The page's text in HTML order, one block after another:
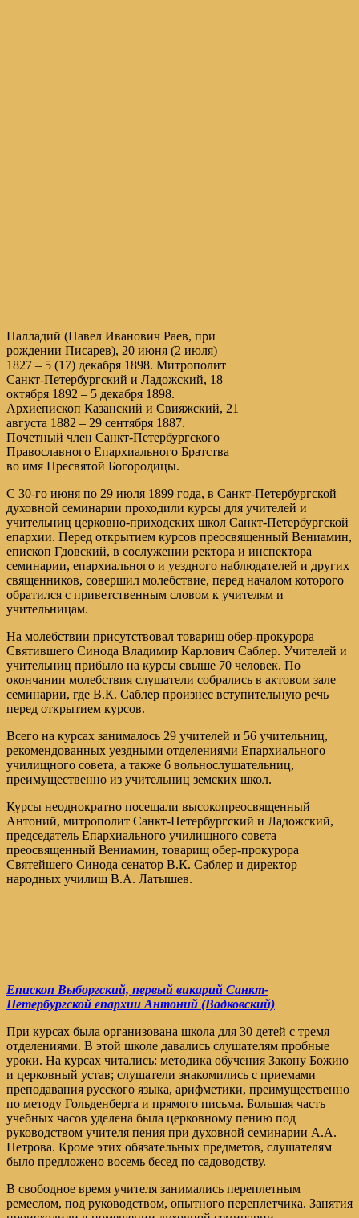
Палладий (Павел Иванович Раев, при
рождении Писарев), 20 июня (2 июля)
1827 – 5 (17) декабря 1898. Митрополит
Санкт-Петербургский и Ладожский, 18
октября 1892 – 5 декабря 1898.
Архиепископ Казанский и Свияжский, 21
августа 1882 – 29 сентября 1887.
Почетный член Санкт-Петербургского
Православного Епархиального Братства
во имя Пресвятой Богородицы.
С 30-го июня по 29 июля 1899 года, в Санкт-Петербургской
духовной семинарии проходили курсы для учителей и
учительниц церковно-приходских школ Санкт-Петербургской
епархии. Перед открытием курсов преосвященный Вениамин,
епископ Гдовский, в сослужении ректора и инспектора
семинарии, епархиального и уездного наблюдателей и других
священников, совершил молебствие, перед началом которого
обратился с приветственным словом к учителям и
учительницам.
На молебствии присутствовал товарищ обер-прокурора
Святившего Синода Владимир Карлович Саблер. Учителей и
учительниц прибыло на курсы свыше 70 человек. По
окончании молебствия слушатели собрались в актовом зале
семинарии, где В.К. Саблер произнес вступительную речь
перед открытием курсов.
Всего на курсах занималось 29 учителей и 56 учительниц,
рекомендованных уездными отделениями Епархиального
училищного совета, а также 6 вольнослушательниц,
преимущественно из учительниц земских школ.
Курсы неоднократно посещали высокопреосвященный
Антоний, митрополит Санкт-Петербургский и Ладожский,
председатель Епархиального училищного совета
преосвященный Вениамин, товарищ обер-прокурора
Святейшего Синода сенатор В.К. Саблер и директор
народных училищ В.А. Латышев.
Епископ Выборгский, первый викарий Санкт-
Петербургской епархии Антоний (Вадковский)
При курсах была организована школа для 30 детей с тремя
отделениями. В этой школе давались слушателям пробные
уроки. На курсах читались: методика обучения Закону Божию
и церковный устав; слушатели знакомились с приемами
преподавания русского языка, арифметики, преимущественно
по методу Гольденберга и прямого письма. Большая часть
учебных часов уделена была церковному пению под
руководством учителя пения при духовной семинарии А.А.
Петрова. Кроме этих обязательных предметов, слушателям
было предложено восемь бесед по садоводству.
В свободное время учителя занимались переплетным
ремеслом, под руководством, опытного переплетчика. Занятия